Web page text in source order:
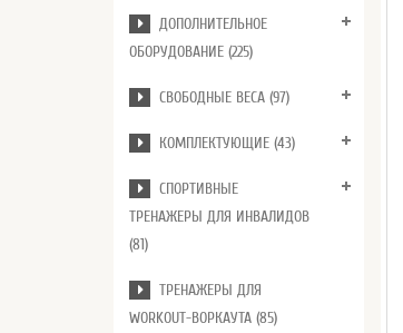
ДОПОЛНИТЕЛЬНОЕ
ОБОРУДОВАНИЕ (225)
СВОБОДНЫЕ ВЕСА (97)
КОМПЛЕКТУЮЩИЕ (43)
СПОРТИВНЫЕ
ТРЕНАЖЕРЫ ДЛЯ ИНВАЛИДОВ
(81)
ТРЕНАЖЕРЫ ДЛЯ
WORKOUT-ВОРКАУТА (85)